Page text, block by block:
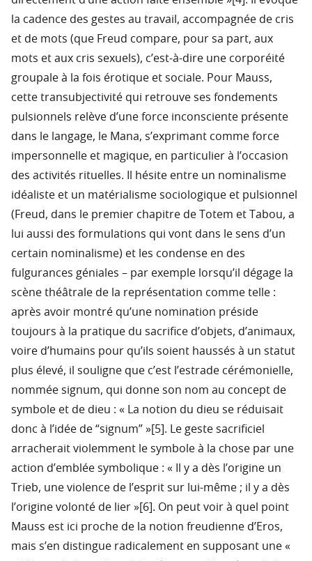
la cadence des gestes au travail, accompagnée de cris
et de mots (que Freud compare, pour sa part, aux
mots et aux cris sexuels), c’est-à-dire une corporéité
groupale à la fois érotique et sociale. Pour Mauss,
cette transubjectivité qui retrouve ses fondements
pulsionnels relève d’une force inconsciente présente
dans le langage, le Mana, s’exprimant comme force
impersonnelle et magique, en particulier à l’occasion
des activités rituelles. Il hésite entre un nominalisme
idéaliste et un matérialisme sociologique et pulsionnel
(Freud, dans le premier chapitre de Totem et Tabou, a
lui aussi des formulations qui vont dans le sens d’un
certain nominalisme) et les condense en des
fulgurances géniales – par exemple lorsqu’il dégage la
scène théâtrale de la représentation comme telle :
après avoir montré qu’une nomination préside
toujours à la pratique du sacrifice d’objets, d’animaux,
voire d’humains pour qu’ils soient haussés à un statut
plus élevé, il souligne que c’est l’estrade cérémonielle,
nommée signum, qui donne son nom au concept de
symbole et de dieu : « La notion du dieu se réduisait
donc à l’idée de “signum” »[5]. Le geste sacrificiel
arracherait violemment le symbole à la chose par une
action d’emblée symbolique : « Il y a dès l’origine un
Trieb, une violence de l’esprit sur lui-même ; il y a dès
l’origine volonté de lier »[6]. On peut voir à quel point
Mauss est ici proche de la notion freudienne d’Eros,
mais s’en distingue radicalement en supposant une «